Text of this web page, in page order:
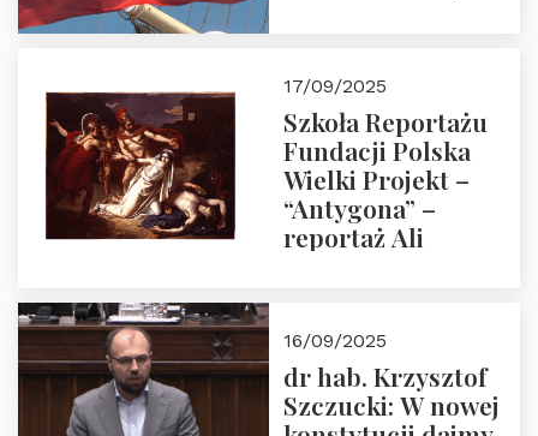
17/09/2025
Szkoła Reportażu
Fundacji Polska
Wielki Projekt –
“Antygona” –
reportaż Ali
16/09/2025
dr hab. Krzysztof
Szczucki: W nowej